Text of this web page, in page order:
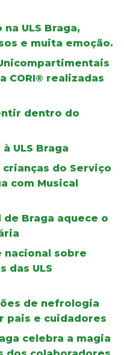
ULS Braga,
e muita emoção.
CORI® realizadas
dentro do
ULS Braga
do Serviço
com Musical
Braga aquece o
nacional sobre
das ULS
de nefrologia
pais e cuidadores
celebra a magia